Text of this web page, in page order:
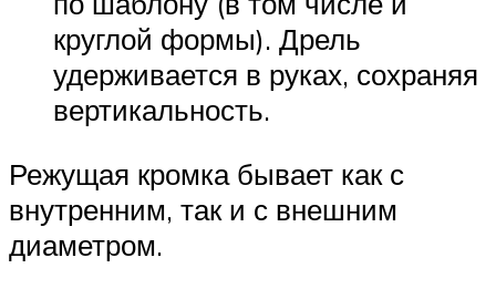
круглой формы). Дрель
удерживается в руках, сохраняя
вертикальность.
Режущая кромка бывает как с
внутренним, так и с внешним
диаметром.